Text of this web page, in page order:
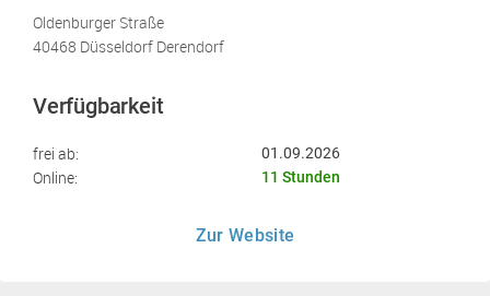
Oldenburger Straße
40468 Düsseldorf Derendorf
Verfügbarkeit
frei ab: 01.09.2026
Online: 11 Stunden
Zur Website